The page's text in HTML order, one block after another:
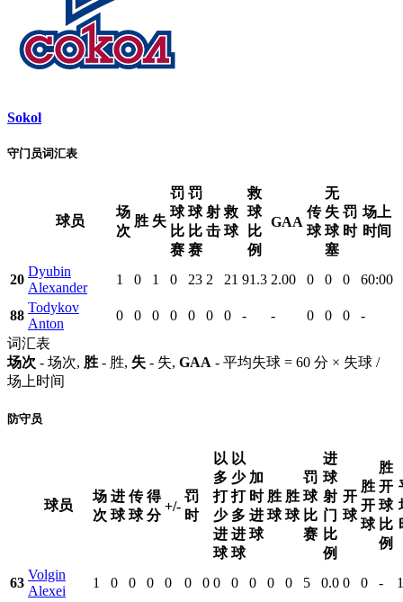
Sokol
守门员词汇表
球员
场
次
胜 失
罚
球
比
赛
罚
球
比
赛
射
击
救
球
救
球
比
例
GAA
传
球
无
失
球
塞
罚
时
场上
时间
20
Dyubin
Alexander
1 0 1 0 23 2 21 91.3 2.00 0 0 0 60:00
88
Todykov
Anton
0 0 0 0 0 0 0 - - 0 0 0
-
词汇表
场次 - 场次, 胜 - 胜, 失 - 失, GAA - 平均失球 = 60 分 × 失球 /
场上时间
防守员
球员
场
次
进
球
传
球
得
分
+/-
罚
时
以
多
打
少
进
球
以
少
打
多
进
球
加
时
进
球
胜
球
胜
球
罚
球
比
赛
进
球
射
门
比
例
开
球
胜
开
球
胜
开
球
比
例
63
Volgin
Alexei
1 0 0 0 0 0 0 0 0 0 0 0 5 0.0 0 0 -